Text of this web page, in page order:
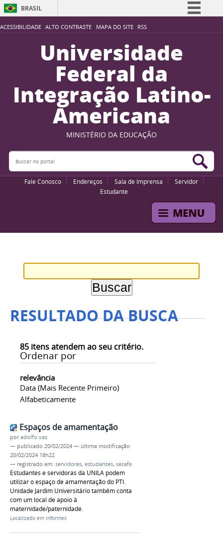
ACESSIBILIDADE ALTO CONTRASTE MAPA DO SITE RSS
BRASIL
Simplifique!
Participe
Acesso à informação
Legislação
Canais
Universidade
Federal da
Integração Latino-
Americana
MINISTÉRIO DA EDUCAÇÃO
Buscar no portal
Fale Conosco Endereços Sala de Imprensa
Servidor
Estudante
RESULTADO DA BUSCA
85 itens atendem ao seu critério.
Ordenar por
relevância
Data (mais Recente Primeiro)
Alfabeticamente
Espaços de amamentação
poradolfo.vaz
— publicado 20/02/2024 — última modificação
20/02/2024 18h22
— registrado em: servidores, estudantes, secafe
Estudantes e servidoras da UNILA podem
utilizar o espaço de amamentação do PTI.
Unidade Jardim Universitário também conta
com um local de apoio à
maternidade/paternidade.
Localizado em Informes